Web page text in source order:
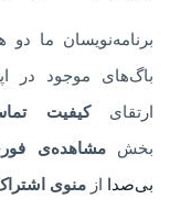
برنامه‌نویسان ما
باگ‌های موجود در
ارتقایکیفیت
بخشمشاهده‌ی
بی‌صدا از منوی